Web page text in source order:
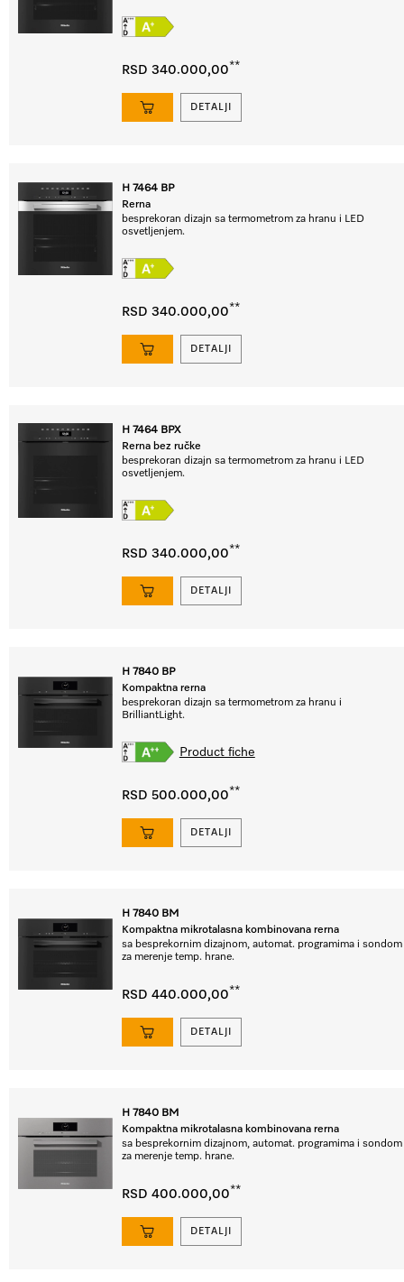
RSD 340.000,00**
DETALJI
H 7464 BP
Rerna
besprekoran dizajn sa termometrom za hranu i LED
osvetljenjem.
RSD 340.000,00**
DETALJI
H 7464 BPX
Rerna bez ručke
besprekoran dizajn sa termometrom za hranu i LED
osvetljenjem.
RSD 340.000,00**
DETALJI
H 7840 BP
Kompaktna rerna
besprekoran dizajn sa termometrom za hranu i
BrilliantLight.
Product fiche
RSD 500.000,00**
DETALJI
H 7840 BM
Kompaktna mikrotalasna kombinovana rerna
sa besprekornim dizajnom, automat. programima i sondom
za merenje temp. hrane.
RSD 440.000,00**
DETALJI
H 7840 BM
Kompaktna mikrotalasna kombinovana rerna
sa besprekornim dizajnom, automat. programima i sondom
za merenje temp. hrane.
RSD 400.000,00**
DETALJI